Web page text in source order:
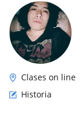
Clases on line
Historia